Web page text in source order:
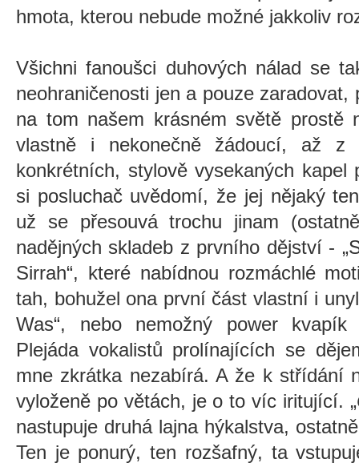
hmota, kterou nebude možné jakkoliv
Všichni fanoušci duhových nálad se
neohraničenosti jen a pouze
na tom našem krásném světě prostě
vlastně i nekonečně žádoucí, až z
konkrétních, stylově vysekaných
si posluchač uvědomí, že jej nějaký ten
už se přesouvá trochu jinam
nadějných skladeb z prvního dějství -
Sirrah“, které nabídnou rozmáchlé
tah, bohužel ona první část vlastní i
Was“, nebo nemožný power
Plejáda vokalistů prolínajících se
mne zkrátka nezabírá. A že k střídání
vyloženě po větách, je o to víc iritující. „
nastupuje druhá lajna hýkalstva,
Ten je ponurý, ten rozšafný, ta